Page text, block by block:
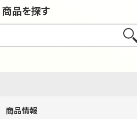
商品を探す
さがす
商品情報